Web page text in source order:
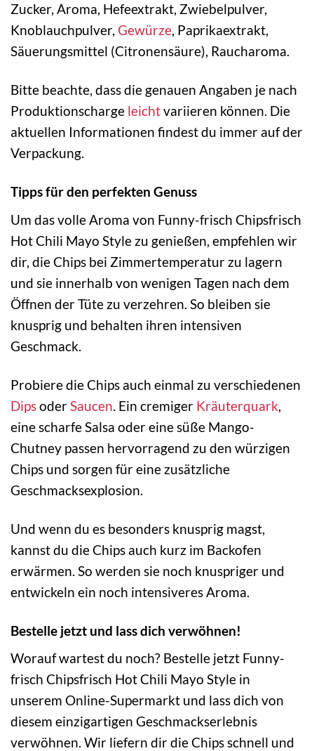
Zucker, Aroma, Hefeextrakt, Zwiebelpulver,
Knoblauchpulver, Gewürze, Paprikaextrakt,
Säuerungsmittel (Citronensäure), Raucharoma.
Bitte beachte, dass die genauen Angaben je nach
Produktionscharge leichtvariieren können. Die
aktuellen Informationen findest du immer auf der
Verpackung.
Tipps für den perfekten Genuss
Um das volle Aroma von Funny-frisch Chipsfrisch
Hot Chili Mayo Style zu genießen, empfehlen wir
dir, die Chips bei Zimmertemperatur zu lagern
und sie innerhalb von wenigen Tagen nach dem
Öffnen der Tüte zu verzehren. So bleiben sie
knusprig und behalten ihren intensiven
Geschmack.
Probiere die Chips auch einmal zu verschiedenen
DipsoderSaucen. Ein cremiger Kräuterquark,
eine scharfe Salsa oder eine süße Mango-
Chutney passen hervorragend zu den würzigen
Chips und sorgen für eine zusätzliche
Geschmacksexplosion.
Und wenn du es besonders knusprig magst,
kannst du die Chips auch kurz im Backofen
erwärmen. So werden sie noch knuspriger und
entwickeln ein noch intensiveres Aroma.
Bestelle jetzt und lass dich verwöhnen!
Worauf wartest du noch? Bestelle jetzt Funny-
frisch Chipsfrisch Hot Chili Mayo Style in
unserem Online-Supermarkt und lass dich von
diesem einzigartigen Geschmackserlebnis
verwöhnen. Wir liefern dir die Chips schnell und